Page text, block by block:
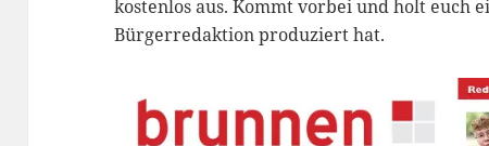
kostenlos aus. Kommt vorbei und holt euch
Bürgerredaktion produziert hat.